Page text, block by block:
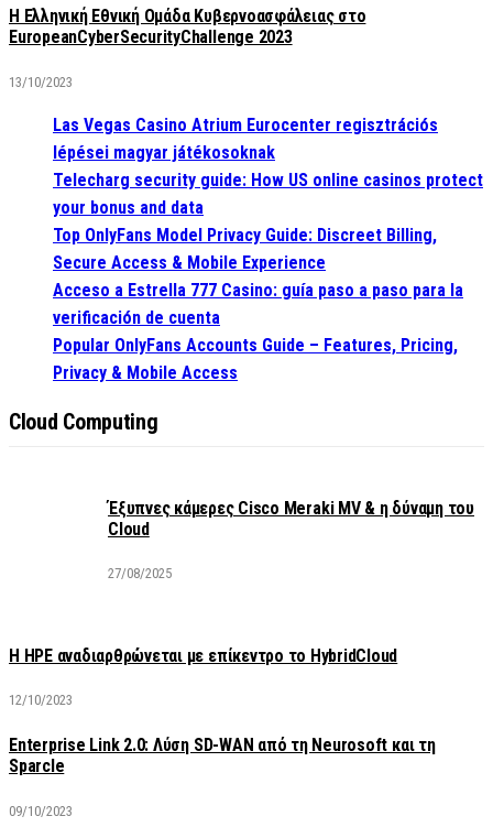
Η Ελληνική Εθνική Ομάδα Κυβερνοασφάλειας στο
EuropeanCyberSecurityChallenge 2023
13/10/2023
Las Vegas Casino Atrium Eurocenter regisztrációs
lépései magyar játékosoknak
Telecharg security guide: How US online casinos protect
your bonus and data
Top OnlyFans Model Privacy Guide: Discreet Billing,
Secure Access & Mobile Experience
Acceso a Estrella 777 Casino: guía paso a paso para la
verificación de cuenta
Popular OnlyFans Accounts Guide – Features, Pricing,
Privacy & Mobile Access
Cloud Computing
Έξυπνες κάμερες Cisco Meraki MV & η δύναμη του
Cloud
27/08/2025
H HPE αναδιαρθρώνεται με επίκεντρο το HybridCloud
12/10/2023
Enterprise Link 2.0: Λύση SD-WAN από τη Neurosoft και τη
Sparcle
09/10/2023